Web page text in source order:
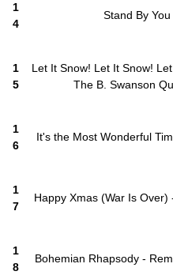
1
4
Stand By You
1
5
Let It Snow! Let It Snow!
The B. Swanson
1
6
It's the Most Wonderful
1
7
Happy Xmas (War Is Over)
1
8
Bohemian Rhapsody -